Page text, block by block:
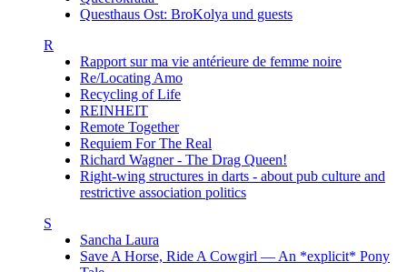
Questhaus Ost: BroKolya und guests
R
Rapport sur ma vie antérieure de femme noire
Re/Locating Amo
Recycling of Life
REINHEIT
Remote Together
Requiem For The Real
Richard Wagner - The Drag Queen!
Right-wing structures in darts - about pub culture and
restrictive association politics
S
Sancha Laura
Save A Horse, Ride A Cowgirl — An *explicit* Pony